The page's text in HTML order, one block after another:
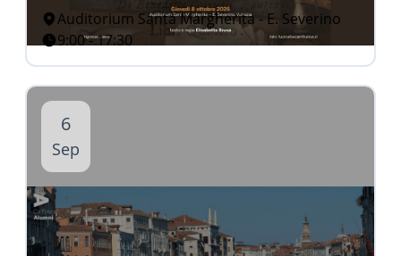
Auditorium Santa Margherita - E. Severino
9:00 - 17:30
6
Sep